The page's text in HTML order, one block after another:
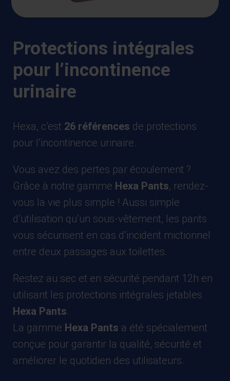
Protections intégrales
pour l’incontinence
urinaire
Hexa, c’est 26 références de protections
pour l’incontinence urinaire.
Vous avez des pertes par écoulement ?
Grâce à notre gamme Hexa Pants, rendez-
vous la vie plus simple ! Aussi simple
d’utilisation qu’un sous-vêtement, les pants
vous sécurisent en cas d’incident mictionnel
entre deux passages aux toilettes.
Restez au sec et en sécurité pendant 12h en
utilisant les protections intégrales jetables
Hexa Pants.
La gamme Hexa Pants a été spécialement
conçue pour garantir la qualité, sécurité et
améliorer le quotidien des utilisateurs.